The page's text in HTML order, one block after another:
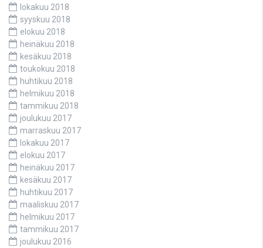
lokakuu 2018
syyskuu 2018
elokuu 2018
heinäkuu 2018
kesäkuu 2018
toukokuu 2018
huhtikuu 2018
helmikuu 2018
tammikuu 2018
joulukuu 2017
marraskuu 2017
lokakuu 2017
elokuu 2017
heinäkuu 2017
kesäkuu 2017
huhtikuu 2017
maaliskuu 2017
helmikuu 2017
tammikuu 2017
joulukuu 2016